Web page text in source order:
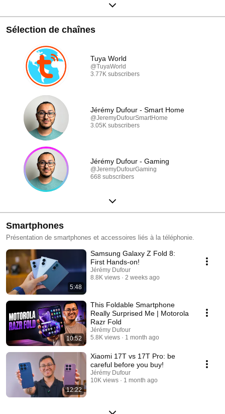
Sélection de chaînes
Tuya World
@TuyaWorld
3.77K subscribers
Jérémy Dufour - Smart Home
@JeremyDufourSmartHome
3.05K subscribers
Jérémy Dufour - Gaming
@JeremyDufourGaming
668 subscribers
Smartphones
Présentation de smartphones et accessoires liés à la téléphonie.
5:48
Samsung Galaxy Z Fold 8:
First Hands-on!
Jérémy Dufour
8.8K views
2 weeks ago
10:52
This Foldable Smartphone
Really Surprised Me | Motorola
Razr Fold
Jérémy Dufour
5.8K views
1 month ago
12:22
Xiaomi 17T vs 17T Pro: be
careful before you buy!
Jérémy Dufour
10K views
1 month ago